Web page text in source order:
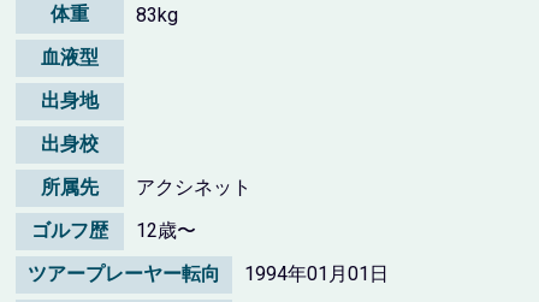
体重
83kg
血液型
出身地
出身校
所属先
アクシネット
ゴルフ歴
12歳〜
ツアープレーヤー転向
1994年01月01日